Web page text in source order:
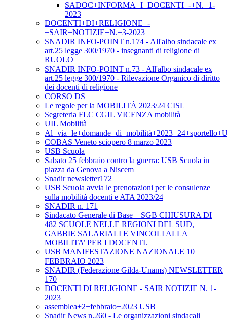
SADOC+INFORMA+I+DOCENTI+-+N.+1-
2023
DOCENTI+DI+RELIGIONE+-
+SAIR+NOTIZIE+N.+3-2023
SNADIR INFO-POINT n.174 - All'albo sindacale ex
art.25 legge 300/1970 - insegnanti di religione di
RUOLO
SNADIR INFO-POINT n.73 - All'albo sindacale ex
art.25 legge 300/1970 - Rilevazione Organico di diritto
dei docenti di religione
CORSO DS
Le regole per la MOBILITÀ 2023/24 CISL
Segreteria FLC CGIL VICENZA mobilità
UIL Mobilità
COBAS Veneto sciopero 8 marzo 2023
USB Scuola
Sabato 25 febbraio contro la guerra: USB Scuola in
piazza da Genova a Niscem
Snadir newsletter172
USB Scuola avvia le prenotazioni per le consulenze
sulla mobilità docenti e ATA 2023/24
SNADIR n. 171
Sindacato Generale di Base – SGB CHIUSURA DI
482 SCUOLE NELLE REGIONI DEL SUD,
GABBIE SALARIALI E VINCOLI ALLA
MOBILITA’ PER I DOCENTI.
USB MANIFESTAZIONE NAZIONALE 10
FEBBRAIO 2023
SNADIR (Federazione Gilda-Unams) NEWSLETTER
170
DOCENTI DI RELIGIONE - SAIR NOTIZIE N. 1-
2023
assemblea+2+febbraio+2023 USB
Snadir News n.260 - Le organizzazioni sindacali